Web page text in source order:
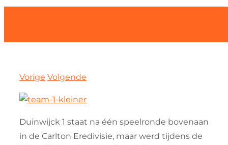
Vorige Volgende
Duinwijck 1 staat na één speelronde bovenaan
in de Carlton Eredivisie, maar werd tijdens de